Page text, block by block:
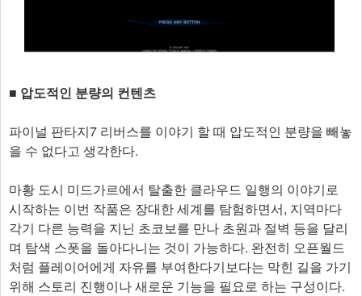
■ 압도적인 분량의 컨텐츠
파이널 판타지7 리버스를 이야기 할 때 압도적인 분량을 빼놓
을 수 없다고 생각한다.
마황 도시 미드가르에서 탈출한 클라우드 일행의 이야기로
시작하는 이번 작품은 장대한 세계를 탐험하면서, 지역마다
각기 다른 능력을 지닌 초코보를 만나 초원과 절벽 등을 달리
며 탐색 스폿을 돌아다니는 것이 가능하다. 완전히 오픈월드
처럼 플레이어에게 자유를 부여한다기보다는 막힌 길을 가기
위해 스토리 진행이나 새로운 기능을 필요로 하는 구성이다.